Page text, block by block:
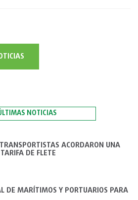
NOTICIAS
ACORDARON UNA
DE FLETE
DE MARÍTIMOS Y PORTUARIOS PARA